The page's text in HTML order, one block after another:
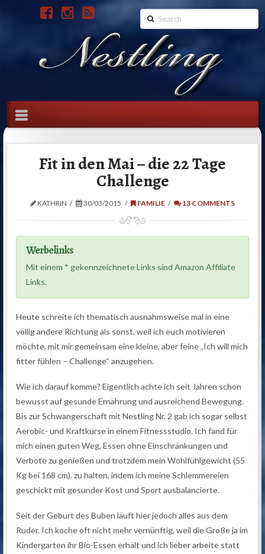
Search
Navigation
Fit in den Mai – die 22 Tage
Challenge
KATHRIN 30/03/2015 FAMILIE 13 COMMENTS
Werbelinks
Mit einem * gekennzeichnete Links sind Amazon Affiliate
Links.
Heute schreite ich thematisch ausnahmsweise mal in eine
völlig andere Richtung als sonst, weil ich euch motivieren
möchte, mit mir gemeinsam eine kleine, aber feine „Ich will mich
fitter fühlen – Challenge“ anzugehen.
Wie ich darauf komme? Eigentlich achte ich seit Jahren schon
bewusst auf gesunde Ernährung und ausreichend Bewegung.
Bis zur Schwangerschaft mit Nestling Nr. 2 gab ich sogar selbst
Aerobic- und Kraftkurse in einem Fitnessstudio. Ich fand für
mich einen guten Weg, Essen ohne Einschränkungen und
Verbote zu genießen und trotzdem mein Wohlfühlgewicht (55
Kg bei 168 cm). zu halten, indem ich meine Schlemmereien
geschickt mit gesunder Kost und Sport ausbalancierte.
Seit der Geburt des Buben läuft hier jedoch alles aus dem
Ruder. Ich koche oft nicht mehr vernünftig, weil die Große ja im
Kindergarten ihr Bio-Essen erhält und ich lieber arbeite statt